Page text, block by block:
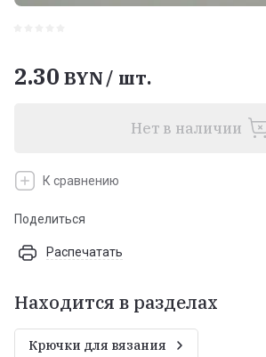
2.30 BYN/ шт.
Нет в наличии
К сравнению
Поделиться
Распечатать
Находится в разделах
Крючки для вязания